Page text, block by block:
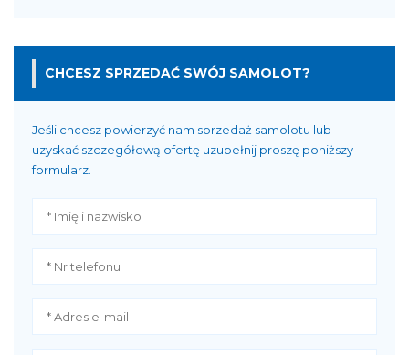
CHCESZ SPRZEDAĆ SWÓJ SAMOLOT?
Jeśli chcesz powierzyć nam sprzedaż samolotu lub
uzyskać szczegółową ofertę uzupełnij proszę poniższy
formularz.